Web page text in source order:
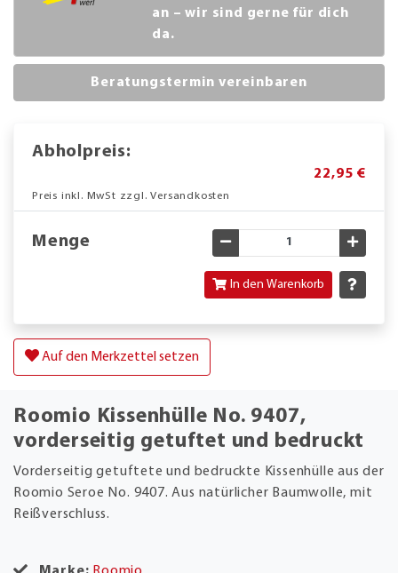
an – wir sind gerne für dich
da.
Beratungstermin vereinbaren
Abholpreis:
22,95 €
Preis inkl. MwSt zzgl. Versandkosten
Menge Gewünschte Menge
In den Warenkorb
Auf den Merkzettel setzen
Roomio Kissenhülle No. 9407,
vorderseitig getuftet und bedruckt
Vorderseitig getuftete und bedruckte Kissenhülle aus der
Roomio Seroe No. 9407. Aus natürlicher Baumwolle, mit
Reißverschluss.